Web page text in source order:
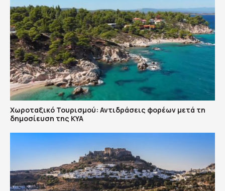
Χωροταξικό Τουρισμού: Αντιδράσεις φορέων μετά τη
δημοσίευση της ΚΥΑ